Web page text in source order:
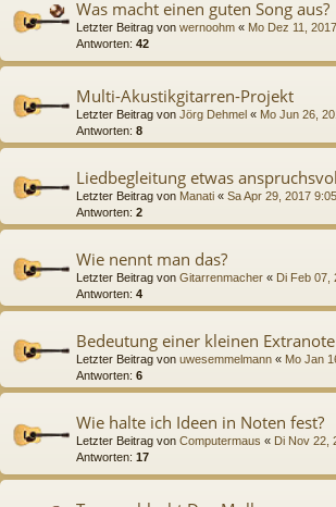
Was macht einen guten Song aus?
Letzter Beitrag von wernoohm « Mo Dez 11,
Antworten: 42
Multi-Akustikgitarren-Projekt
Letzter Beitrag von Jörg Dehmel « Mo Jun 26,
Antworten: 8
Liedbegleitung etwas
Letzter Beitrag von Manati « Sa Apr 29, 2017
Antworten: 2
Wie nennt man das?
Letzter Beitrag von Gitarrenmacher « Di Feb 07,
Antworten: 4
Bedeutung einer kleinen
Letzter Beitrag von uwesemmelmann « Mo Jan
Antworten: 6
Wie halte ich Ideen in Noten fest?
Letzter Beitrag von Computermaus « Di Nov 22,
Antworten: 17